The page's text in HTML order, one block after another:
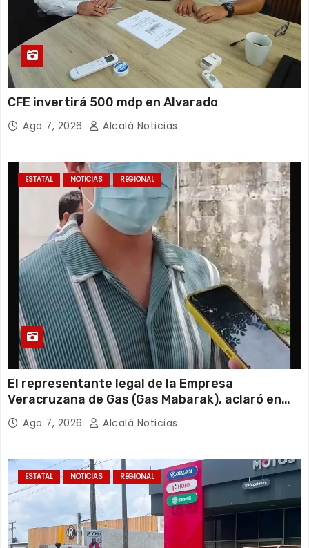
CFE invertirá 500 mdp en Alvarado
Ago 7, 2026 Alcalá Noticias
ESTATAL NOTICIAS REGIONAL
El representante legal de la Empresa
Veracruzana de Gas (Gas Mabarak), aclaró en
entrevista que la sucursal cateada por la
Fiscalía General de la República cuenta con
que desconoce el motivo de la clausura.
Ago 7, 2026 Alcalá Noticias
ESTATAL NOTICIAS REGIONAL